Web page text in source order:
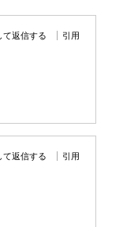
て返信する 引用
て返信する 引用